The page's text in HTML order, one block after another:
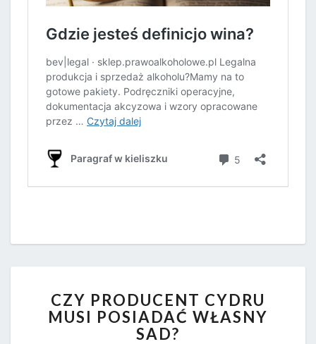
PRODUCENT
CYDRU
MUSI
CZY PRODUCENT CYDRU
MUSI POSIADAĆ WŁASNY
SAD?